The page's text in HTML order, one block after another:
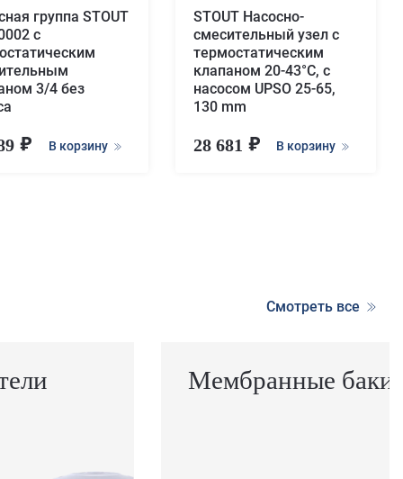
группа STOUT
с
3/4 без
В корзину
STOUT Насосно-
смесительный узел с
термостатическим
клапаном 20-43°C, с
насосом UPSO 25-65,
130 mm
28 681 В корзину
Смотреть все
Мембранные баки